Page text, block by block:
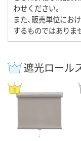
わせください。
また、販売単位にお
するものではありま
遮光ロール